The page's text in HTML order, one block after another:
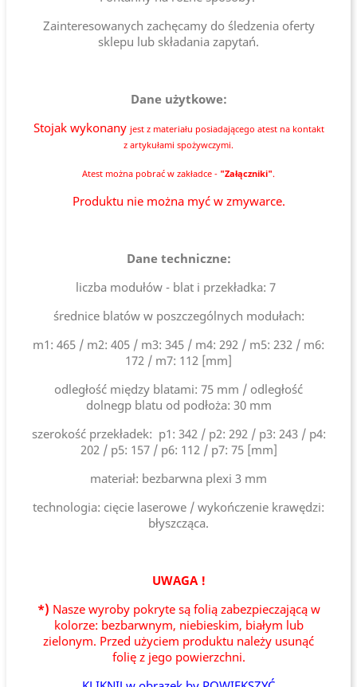
Zainteresowanych zachęcamy do śledzenia oferty
sklepu lub składania zapytań.
Dane użytkowe:
Stojak wykonany jest z materiału posiadającego atest na kontakt
z artykułami spożywczymi.
Atest można pobrać w zakładce - "Załączniki".
Produktu nie można myć w zmywarce.
Dane techniczne:
liczba modułów - blat i przekładka: 7
średnice blatów w poszczególnych modułach:
m1: 465 / m2: 405 / m3: 345 / m4: 292 / m5: 232 / m6:
172 / m7: 112 [mm]
odległość między blatami: 75 mm / odległość
dolnegp blatu od podłoża: 30 mm
szerokość przekładek: p1: 342 / p2: 292 / p3: 243 / p4:
202 / p5: 157 / p6: 112 / p7: 75 [mm]
materiał: bezbarwna plexi 3 mm
technologia: cięcie laserowe / wykończenie krawędzi:
błyszcząca.
UWAGA !
*) Nasze wyroby pokryte są folią zabezpieczającą w
kolorze: bezbarwnym, niebieskim, białym lub
zielonym. Przed użyciem produktu należy usunąć
folię z jego powierzchni.